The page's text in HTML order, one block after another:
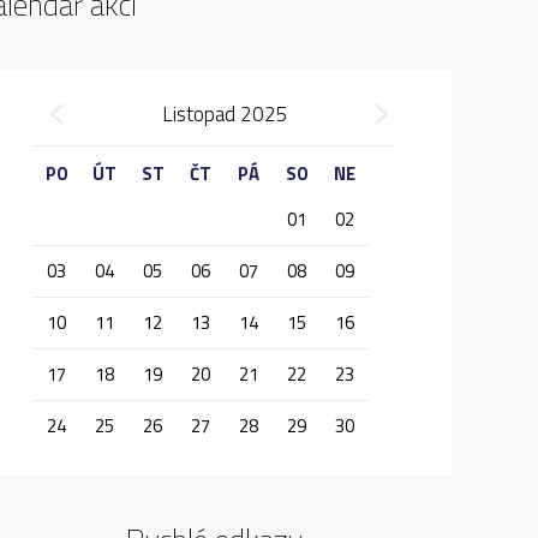
Listopad 2025
PO ÚT ST ČT PÁ SO
NE
01
02
03
04 05 06 07 08
09
10
11 12 13 14 15
16
17
18 19 20 21 22
23
24
25 26 27 28 29 30